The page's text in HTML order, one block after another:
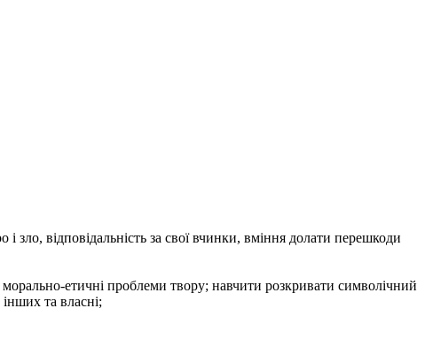
відповідальність за свої вчинки, вміння долати перешкоди
морально-етичні проблеми твору; навчити розкривати символічний
та власні;